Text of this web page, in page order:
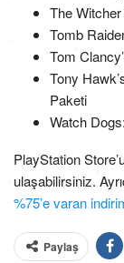
The
Tomb
Tom
Tony
Paketi
Watch
PlayStation
ulaşabilirsiniz.
%75’e varan
Paylaş